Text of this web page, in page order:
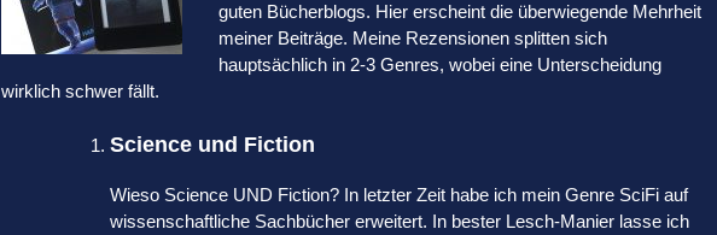
guten Bücherblogs. Hier erscheint die überwiegende Mehrheit
meiner Beiträge. Meine Rezensionen splitten sich
hauptsächlich in 2-3 Genres, wobei eine Unterscheidung
wirklich schwer fällt.
Science und Fiction
Wieso Science UND Fiction? In letzter Zeit habe ich mein Genre SciFi auf
wissenschaftliche Sachbücher erweitert. In bester Lesch-Manier lasse ich